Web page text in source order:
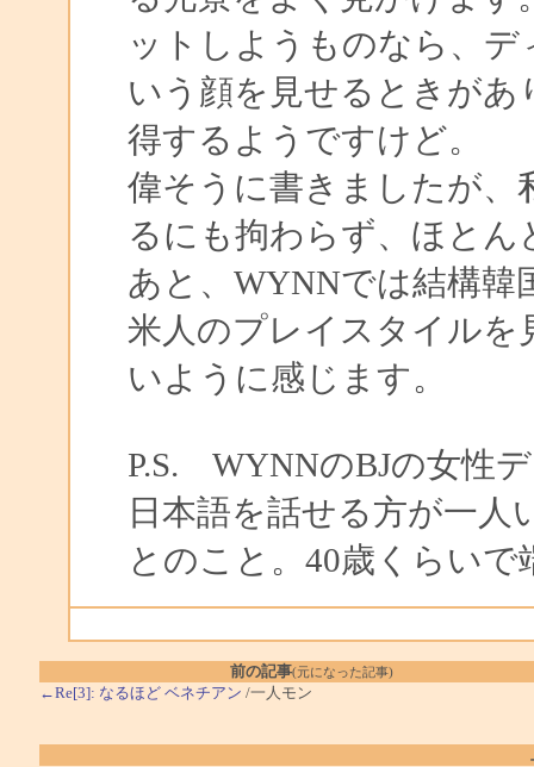
ットしようものなら、
いう顔を見せるときが
得するようですけど。
偉そうに書きましたが、
るにも拘わらず、ほとん
あと、WYNNでは結構韓
米人のプレイスタイルを
いように感じます。
P.S. WYNNのBJの女性
日本語を話せる方が一
とのこと。40歳くらい
前の記事(元になった記事)
←Re[3]: なるほど ベネチアン /一人モン